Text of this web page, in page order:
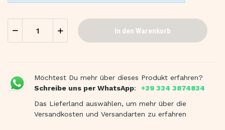
In den Warenkorb
Möchtest Du mehr über dieses Produkt erfahren?
Schreibe uns per WhatsApp:
+39 334 3874834
Das Lieferland auswählen, um mehr über die
Versandkosten und Versandarten zu erfahren